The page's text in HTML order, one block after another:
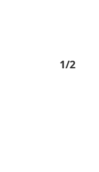
1/2